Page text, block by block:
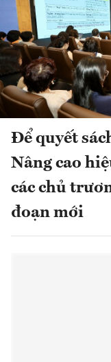
Để quyết
Nâng cao
các chủ
đoạn mới